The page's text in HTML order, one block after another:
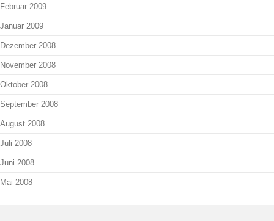
Februar 2009
Januar 2009
Dezember 2008
November 2008
Oktober 2008
September 2008
August 2008
Juli 2008
Juni 2008
Mai 2008